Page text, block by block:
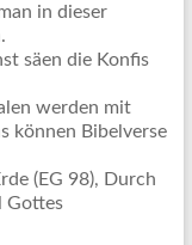
in dieser
säen die Konfis
werden mit
können Bibelverse
(EG 98), Durch
Gottes